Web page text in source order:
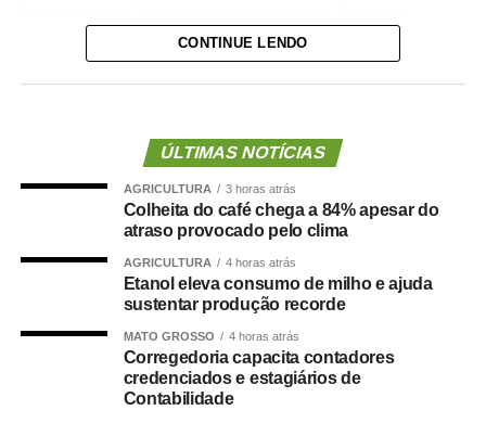
A lei proíbe o uso dessas emendas para pagamento de
não seja relativo ao atendimento pré-hospitalar.
Com origem noProjeto de Lei Complementar (PLP)
, de autoria do deputado Guilherme Derrite (PP-
aprovada no Senado em julho
ano, com parecer favorável do senador Nelsinho Trad
Agência Senado (Reprodução autorizada mediante
citação da Agência Senado)
CONTINUE LENDO
ÚLTIMAS NOTÍCIAS
AGRICULTURA 3 horas atrás
Colheita do café chega a 84% apesar do
atraso provocado pelo clima
AGRICULTURA 4 horas atrás
Etanol eleva consumo de milho e ajuda
sustentar produção recorde
MATO GROSSO 4 horas atrás
Corregedoria capacita contadores
credenciados e estagiários de
Contabilidade